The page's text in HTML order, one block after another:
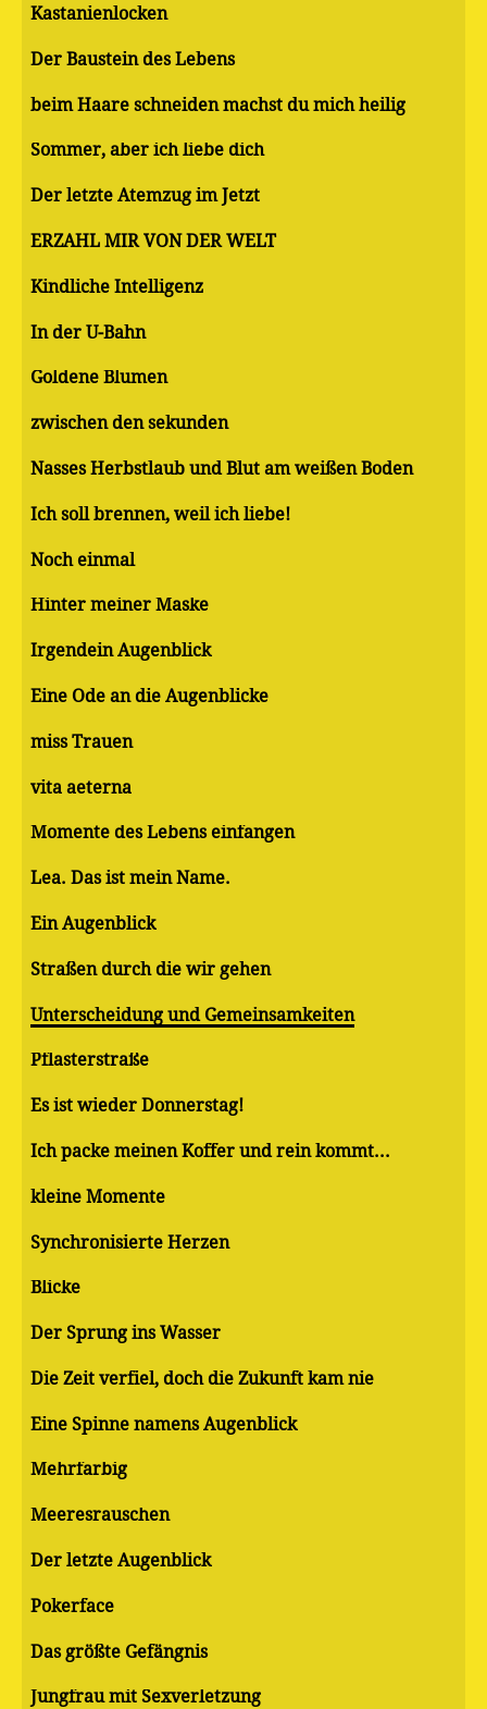
Kastanienlocken
Der Baustein des Lebens
beim Haare schneiden machst du mich heilig
Sommer, aber ich liebe dich
Der letzte Atemzug im Jetzt
ERZÄHL MIR VON DER WELT
Kindliche Intelligenz
In der U-Bahn
Goldene Blumen
zwischen den sekunden
Nasses Herbstlaub und Blut am weißen Boden
Ich soll brennen, weil ich liebe!
Noch einmal
Hinter meiner Maske
Irgendein Augenblick
Eine Ode an die Augenblicke
miss Trauen
vita aeterna
Momente des Lebens einfangen
Lea. Das ist mein Name.
Ein Augenblick
Straßen durch die wir gehen
Unterscheidung und Gemeinsamkeiten
Pflasterstraße
Es ist wieder Donnerstag!
Ich packe meinen Koffer und rein kommt...
kleine Momente
Synchronisierte Herzen
Blicke
Der Sprung ins Wasser
Die Zeit verfiel, doch die Zukunft kam nie
Eine Spinne namens Augenblick
Mehrfarbig
Meeresrauschen
Der letzte Augenblick
Pokerface
Das größte Gefängnis
Jungfrau mit Sexverletzung